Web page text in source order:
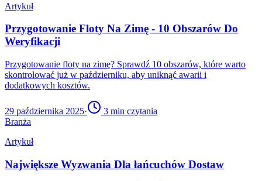
Artykuł
Przygotowanie Floty Na Zimę - 10 Obszarów Do
Weryfikacji
Przygotowanie floty na zimę? Sprawdź 10 obszarów, które warto
skontrolować już w październiku, aby uniknąć awarii i
dodatkowych kosztów.
29 października 2025· 3 min czytania
Branża
Artykuł
Największe Wyzwania Dla łańcuchów Dostaw